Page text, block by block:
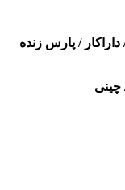
/ پارس زنده
چینی